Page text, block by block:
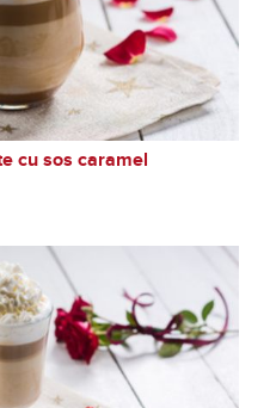
cu sos caramel